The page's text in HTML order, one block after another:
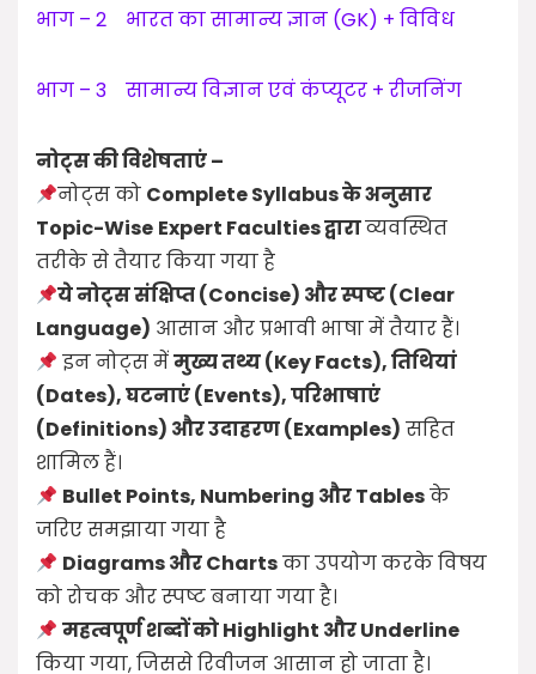
भाग – 2 भारत का सामान्य ज्ञान (GK) + विविध
भाग – 3 सामान्य विज्ञान एवं कंप्यूटर + रीजनिंग
नोट्स की विशेषताएं –
नोट्स को Complete Syllabus के अनुसार
Topic-Wise Expert Faculties द्वाराव्यवस्थित
तरीके से तैयार किया गया है
ये नोट्स संक्षिप्त (Concise) और स्पष्ट (Clear
Language) आसान और प्रभावी भाषा में तैयार हैं।
इन नोट्स मेंमुख्य तथ्य (Key Facts), तिथियां
(Dates), घटनाएं (Events), परिभाषाएं
(Definitions) और उदाहरण (Examples) सहित
शामिल हैं।
Bullet Points, Numbering और Tablesके
जरिए समझाया गया है
Diagrams और Chartsका उपयोग करके विषय
को रोचक और स्पष्ट बनाया गया है।
महत्वपूर्ण शब्दों को Highlight और Underline
किया गया, जिससे रिवीजन आसान हो जाता है।